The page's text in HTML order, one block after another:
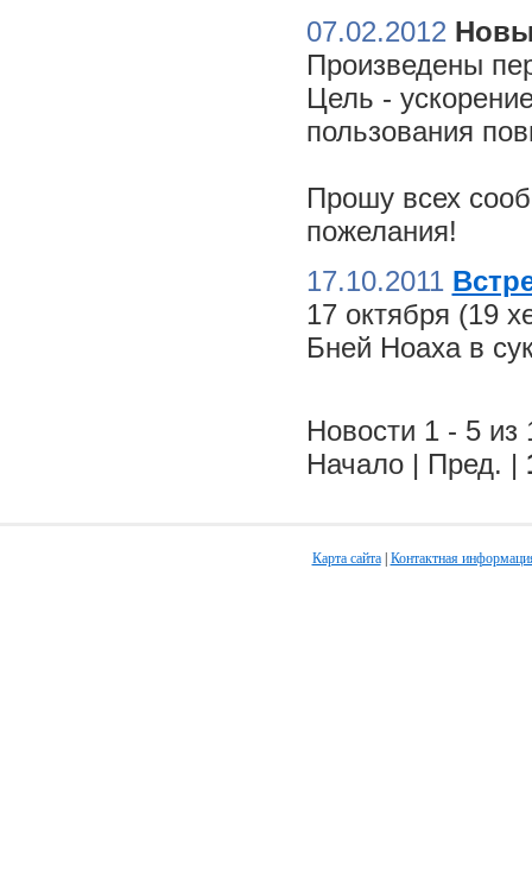
07.02.2012
Произведены
Цель -
пользования
Прошу всех
пожелания!
17.10.2011
17 октября (19
Бней Ноаха в
Новости 1 - 5 из
Начало | Пред. |
Карта сайта| Контактная